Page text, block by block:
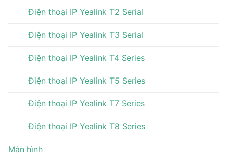
Điện thoại IP Yealink T2 Serial
Điện thoại IP Yealink T3 Serial
Điện thoại IP Yealink T4 Series
Điện thoại IP Yealink T5 Series
Điện thoại IP Yealink T7 Series
Điện thoại IP Yealink T8 Series
Màn hình